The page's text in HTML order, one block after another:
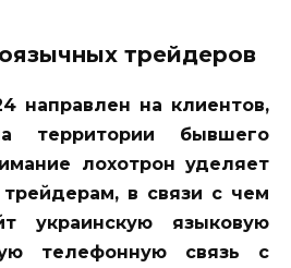
трейдеров
направлен на клиентов,
территории бывшего
лохотрон уделяет
в связи с чем
украинскую языковую
телефонную связь с